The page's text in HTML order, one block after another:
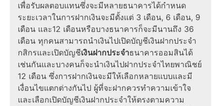
เพื่อรับผลตอบแทนซึ่งจะมีหลายธนาคารได้กำหนด
ระยะเวลาในการฝากเงินจะมีตั้งแต่ 3 เดือน, 6 เดือน, 9
เดือน และ12 เดือนหรือบางธนาคารก็จะมีนานถึง 36
เดือน ทุกคนสามารถนำเงินไปเปิดบัญชีเงินฝากประจํา
กสิกรและเปิดบัญชีเงินฝากประจําธนาคารออมสินได้
เช่นกันและบางคนก็จะนำเงินไปฝากประจําไทยพาณิชย์
12 เดือน ซึ่งการฝากเงินจะมีให้เลือกหลายแบบและมี
เงื่อนไขแตกต่างกันไป ผู้ที่จะฝากควรทำความเข้าใจ
และเลือกเปิดบัญชีเงินฝากประจำให้ตรงตามความ